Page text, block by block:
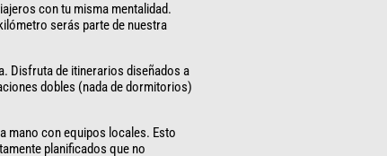
con tu misma mentalidad.
serás parte de nuestra
Disfruta de itinerarios diseñados a
dobles (nada de dormitorios)
mano con equipos locales. Esto
planificados que no